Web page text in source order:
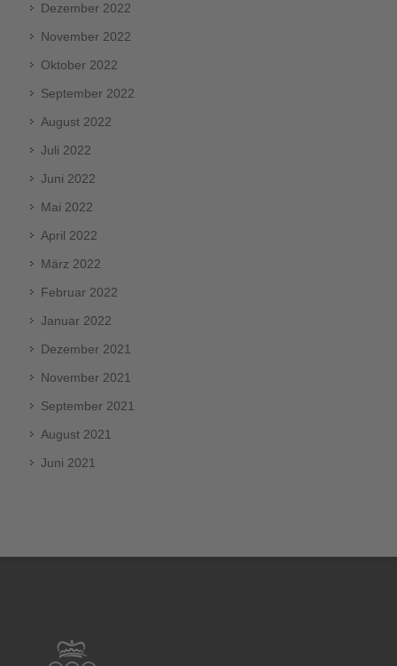
Dezember 2022
November 2022
Oktober 2022
September 2022
August 2022
Juli 2022
Juni 2022
Mai 2022
April 2022
März 2022
Februar 2022
Januar 2022
Dezember 2021
November 2021
September 2021
August 2021
Juni 2021